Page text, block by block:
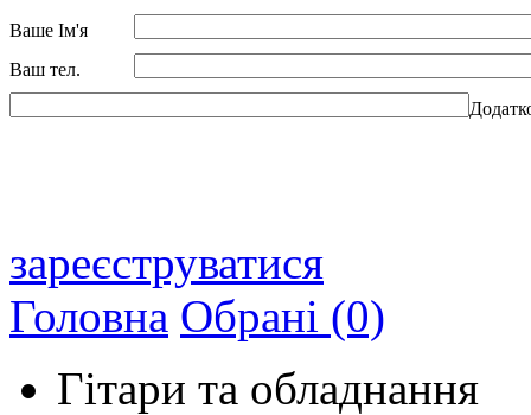
Ваше Ім'я
Ваш тел.
зареєструватися
Головна Обрані (0)
Гітари та обладнання